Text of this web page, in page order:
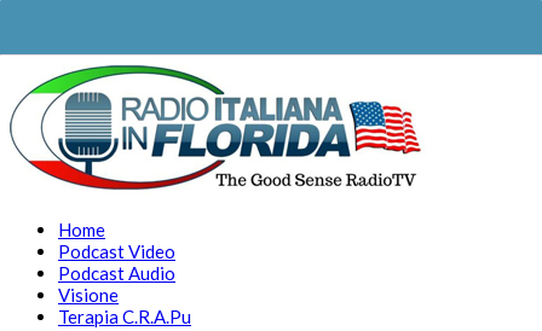
Home
Podcast Video
Podcast Audio
Visione
Terapia C.R.A.Pu